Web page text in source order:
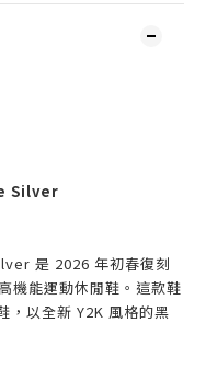
Silver
是 2026 年初春復刻
機能運動休閒鞋。這款鞋
，以全新 Y2K 風格的黑